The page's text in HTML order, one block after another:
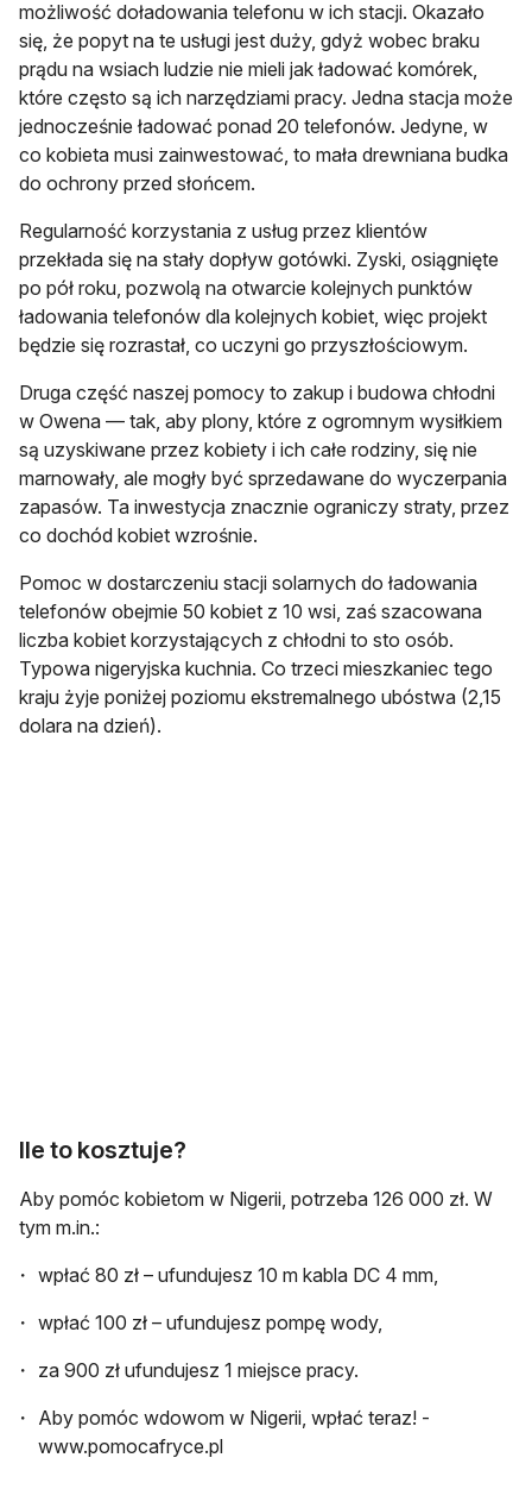
możliwość doładowania telefonu w ich stacji. Okazało
się, że popyt na te usługi jest duży, gdyż wobec braku
prądu na wsiach ludzie nie mieli jak ładować komórek,
które często są ich narzędziami pracy. Jedna stacja może
jednocześnie ładować ponad 20 telefonów. Jedyne, w
co kobieta musi zainwestować, to mała drewniana budka
do ochrony przed słońcem.
Regularność korzystania z usług przez klientów
przekłada się na stały dopływ gotówki. Zyski, osiągnięte
po pół roku, pozwolą na otwarcie kolejnych punktów
ładowania telefonów dla kolejnych kobiet, więc projekt
będzie się rozrastał, co uczyni go przyszłościowym.
Druga część naszej pomocy to zakup i budowa chłodni
w Owena — tak, aby plony, które z ogromnym wysiłkiem
są uzyskiwane przez kobiety i ich całe rodziny, się nie
marnowały, ale mogły być sprzedawane do wyczerpania
zapasów. Ta inwestycja znacznie ograniczy straty, przez
co dochód kobiet wzrośnie.
Pomoc w dostarczeniu stacji solarnych do ładowania
telefonów obejmie 50 kobiet z 10 wsi, zaś szacowana
liczba kobiet korzystających z chłodni to sto osób.
Typowa nigeryjska kuchnia. Co trzeci mieszkaniec tego
kraju żyje poniżej poziomu ekstremalnego ubóstwa (2,15
dolara na dzień).
Ile to kosztuje?
Aby pomóc kobietom w Nigerii, potrzeba 126 000 zł. W
tym m.in.:
wpłać 80 zł – ufundujesz 10 m kabla DC 4 mm,
wpłać 100 zł – ufundujesz pompę wody,
za 900 zł ufundujesz 1 miejsce pracy.
Aby pomóc wdowom w Nigerii, wpłać teraz! -
www.pomocafryce.pl